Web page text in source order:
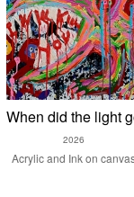
When did the light
2026
Acrylic and Ink on